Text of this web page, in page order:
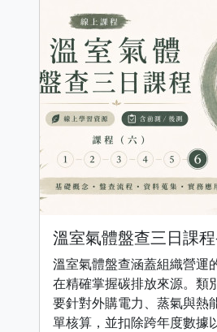
溫室氣體盤查三日課
溫室氣體盤查涵蓋組織營運
在精確掌握碳排放來源。類
要針對外購電力、蒸氣與熱
單核算，並扣除跨年度數據